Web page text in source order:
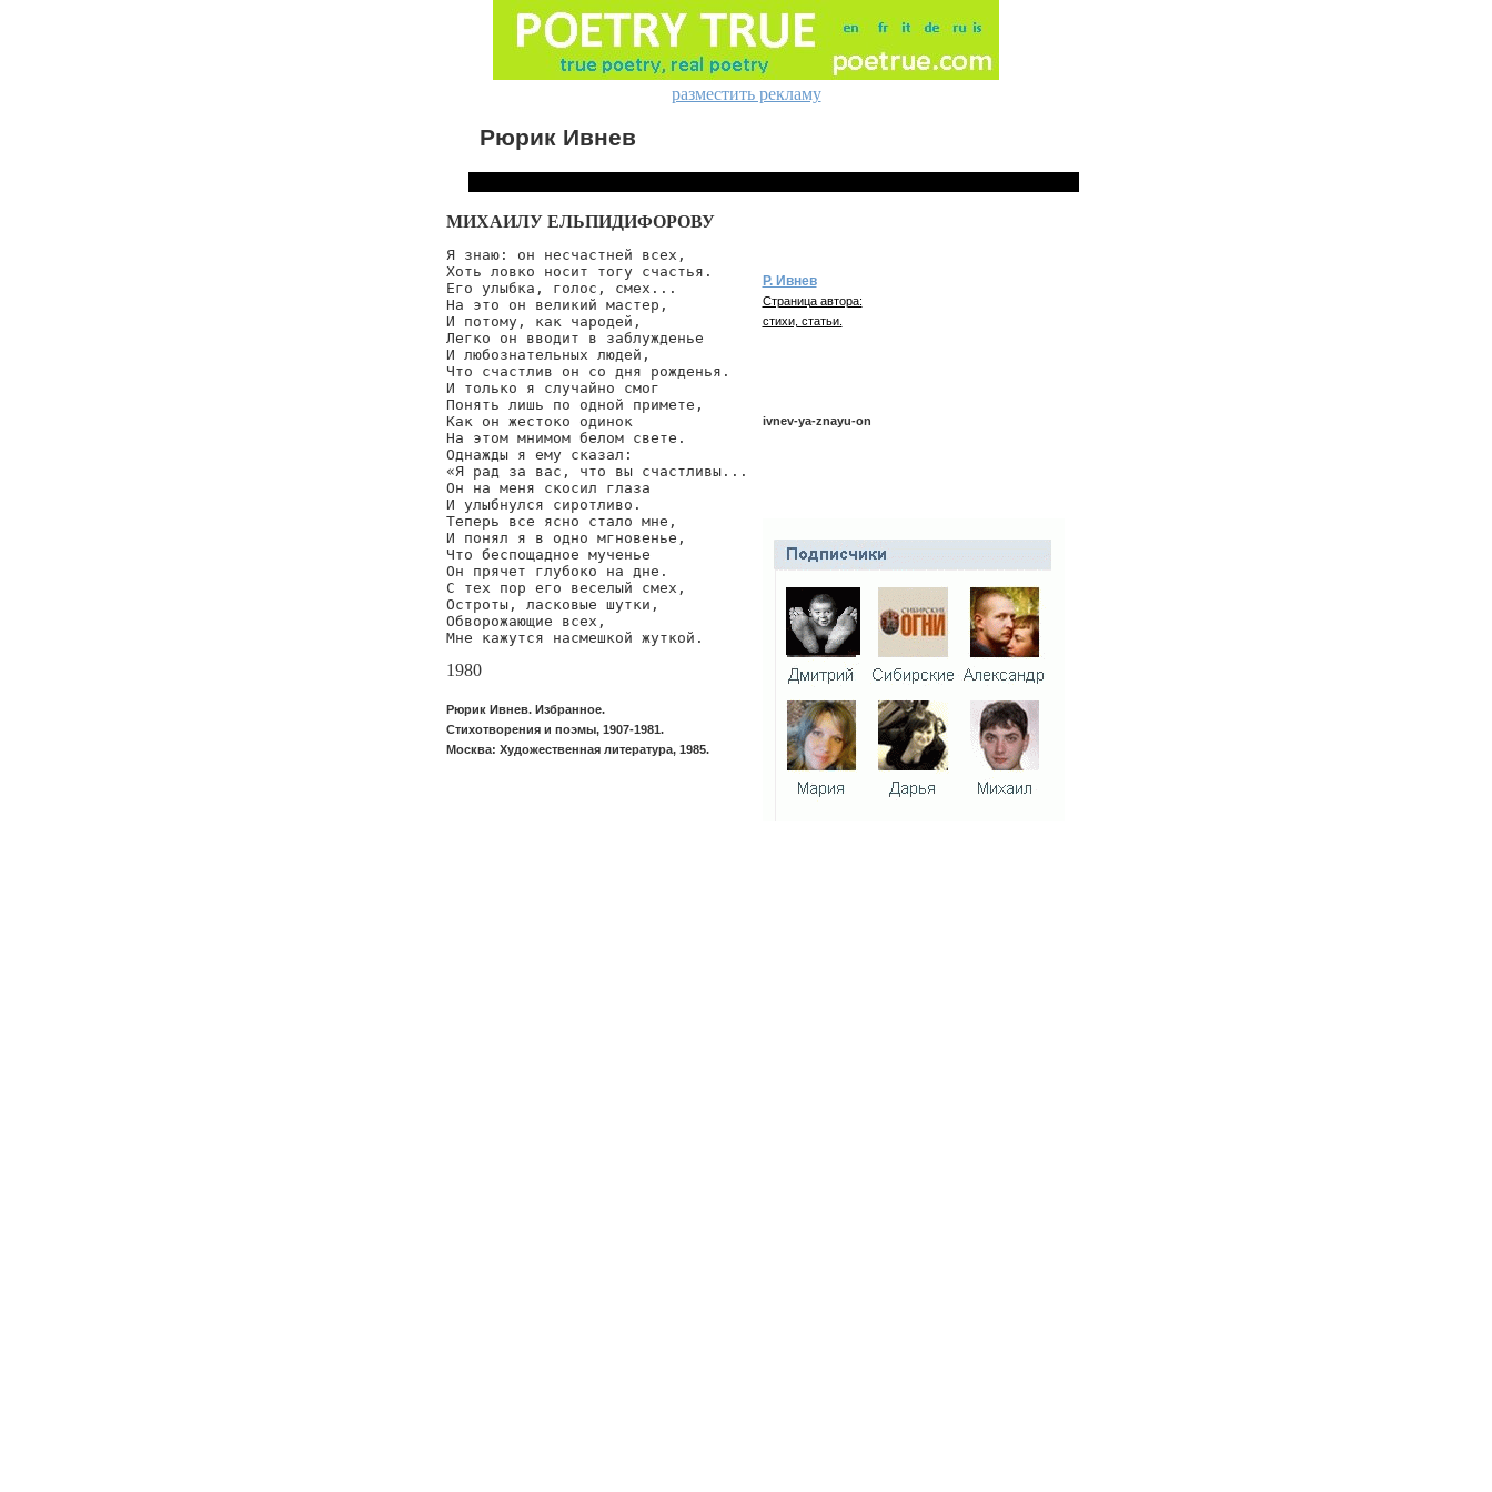
разместить рекламу
Рюрик Ивнев
МИХАИЛУ ЕЛЬПИДИФОРОВУ
Я знаю: он несчастней всех,
Хоть ловко носит тогу счастья.
Его улыбка, голос, смех...
На это он великий мастер,
И потому, как чародей,
Легко он вводит в заблужденье
И любознательных людей,
Что счастлив он со дня рожденья.
И только я случайно смог
Понять лишь по одной примете,
Как он жестоко одинок
На этом мнимом белом свете.
Однажды я ему сказал:
«Я рад за вас, что вы счастливы...
Он на меня скосил глаза
И улыбнулся сиротливо.
Теперь все ясно стало мне,
И понял я в одно мгновенье,
Что беспощадное мученье
Он прячет глубоко на дне.
С тех пор его веселый смех,
Остроты, ласковые шутки,
Обворожающие всех,
Мне кажутся насмешкой жуткой.
1980
Рюрик Ивнев. Избранное.
Стихотворения и поэмы, 1907-1981.
Москва: Художественная литература, 1985.
Р. Ивнев
Страница автора:
стихи, статьи.
ivnev-ya-znayu-on